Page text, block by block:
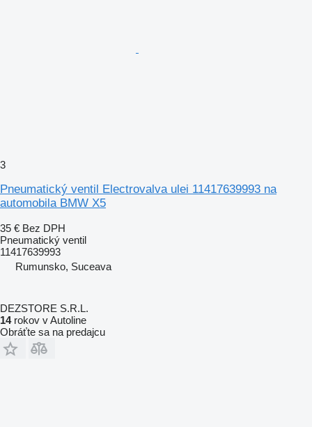
3
Pneumatický ventil Electrovalva ulei 11417639993 na
automobila BMW X5
35 € Bez DPH
Pneumatický ventil
11417639993
Rumunsko, Suceava
DEZSTORE S.R.L.
14rokov v Autoline
Obráťte sa na predajcu